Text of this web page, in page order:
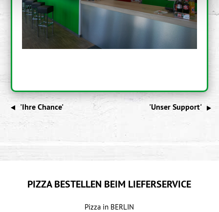
'Ihre Chance' 'Unser Support'
PIZZA BESTELLEN BEIM LIEFERSERVICE
Pizza in BERLIN